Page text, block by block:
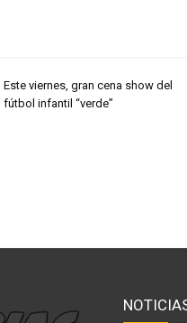
Este viernes, gran cena show del
fútbol infantil “verde”